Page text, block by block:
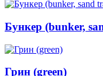
Бункер (bunker,
Грин (green)